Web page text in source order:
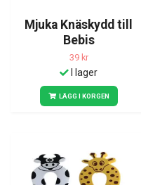
Mjuka Knäskydd till
Bebis
39 kr
I lager
LÄGG I KORGEN